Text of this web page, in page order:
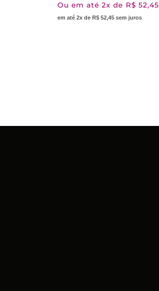
Ou em até 2x de R$
em até 2x de R$ 52,45 sem juros